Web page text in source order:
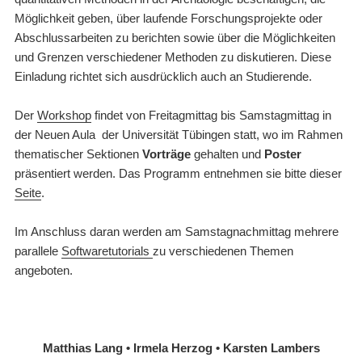
Möglichkeit geben, über laufende Forschungsprojekte oder
Abschlussarbeiten zu berichten sowie über die Möglichkeiten
und Grenzen verschiedener Methoden zu diskutieren. Diese
Einladung richtet sich ausdrücklich auch an Studierende.
Der Workshopfindet von Freitagmittag bis Samstagmittag in
der Neuen Aula der Universität Tübingen statt, wo im Rahmen
thematischer Sektionen Vorträgegehalten und Poster
präsentiert werden. Das Programm entnehmen sie bitte dieser
Seite.
Im Anschluss daran werden am Samstagnachmittag mehrere
parallele Softwaretutorials zu verschiedenen Themen
angeboten.
Matthias Lang • Irmela Herzog • Karsten Lambers